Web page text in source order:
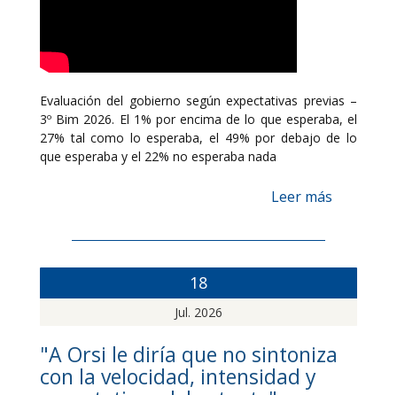
Evaluación del gobierno según expectativas previas –
3º Bim 2026. El 1% por encima de lo que esperaba, el
27% tal como lo esperaba, el 49% por debajo de lo
que esperaba y el 22% no esperaba nada
Leer más
18
Jul. 2026
"A Orsi le diría que no sintoniza
con la velocidad, intensidad y